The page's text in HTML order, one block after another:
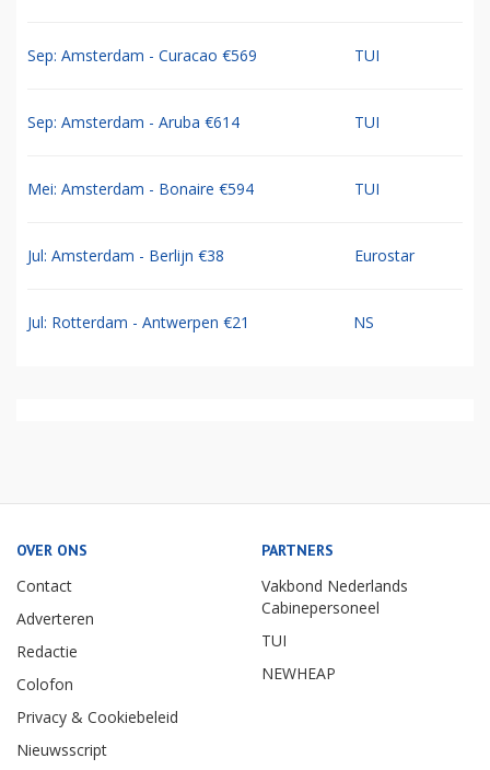
Sep: Amsterdam - Curacao €569 TUI
Sep: Amsterdam - Aruba €614 TUI
Mei: Amsterdam - Bonaire €594 TUI
Jul: Amsterdam - Berlijn €38 Eurostar
Jul: Rotterdam - Antwerpen €21 NS
OVER ONS
Contact
Adverteren
Redactie
Colofon
Privacy & Cookiebeleid
Nieuwsscript
PARTNERS
Vakbond Nederlands
Cabinepersoneel
TUI
NEWHEAP